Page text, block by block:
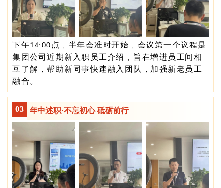
下午14:00 点，半年会准时开始，会议第一个议程是
集团公司近期新入职员工介绍，旨在增进员工间相
互了解，帮助新同事快速融入团队，加强新老员工
融合。
03 年中述职·不忘初心 砥砺前行